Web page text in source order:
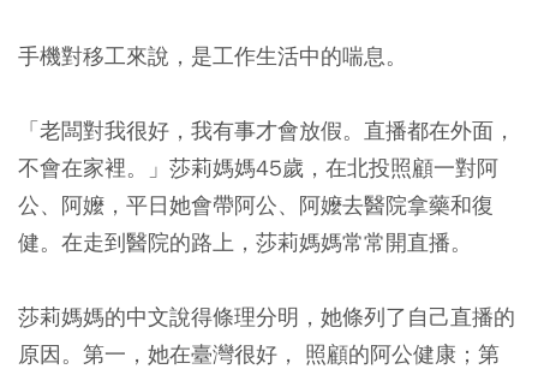
手機對移工來說，是工作生活中的喘息。
「老闆對我很好，我有事才會放假。直播都在外面，
不會在家裡。」莎莉媽媽45歲，在北投照顧一對阿
公、阿嬤，平日她會帶阿公、阿嬤去醫院拿藥和復
健。在走到醫院的路上，莎莉媽媽常常開直播。
莎莉媽媽的中文說得條理分明，她條列了自己直播的
原因。第一，她在臺灣很好， 照顧的阿公健康；第